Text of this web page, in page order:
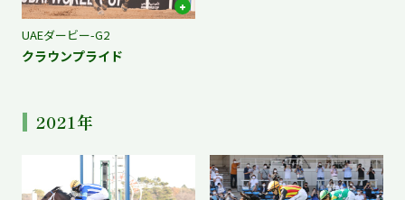
UAEダービー-G2
クラウンプライド
2021年